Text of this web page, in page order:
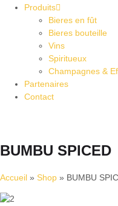
Produits
Bieres en fût
Bieres bouteille
Vins
Spiritueux
Champagnes &
Partenaires
Contact
BUMBU SPICED
Accueil » Shop » BUMBU